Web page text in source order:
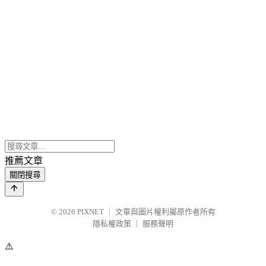
推薦文章
關閉搜尋
© 2026 PIXNET
文章與圖片權利屬原作者所有
隱私權政策
服務聲明
⚠️